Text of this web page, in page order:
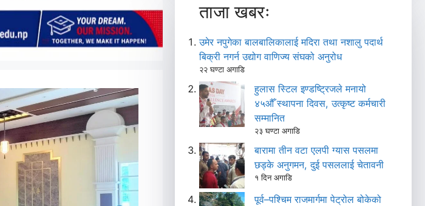
ताजा खबरः
उमेर नपुगेका बालबालिकालाई मदिरा तथा नशालु पदार्थ
बिक्री नगर्न उद्योग वाणिज्य संघको अनुरोध
२२ घण्टा अगाडि
हुलास स्टिल इण्डष्ट्रिजले मनायो
४५औँ स्थापना दिवस, उत्कृष्ट कर्मचारी
सम्मानित
२३ घण्टा अगाडि
बारामा तीन वटा एलपी ग्यास पसलमा
छड्के अनुगमन, दुई पसललाई चेतावनी
१ दिन अगाडि
पूर्व–पश्चिम राजमार्गमा पेट्रोल बोकेको